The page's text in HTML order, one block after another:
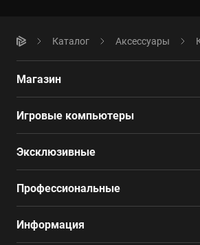
Каталог Аксессуары
Магазин
Игровые компьютеры
Эксклюзивные
Профессиональные
Информация